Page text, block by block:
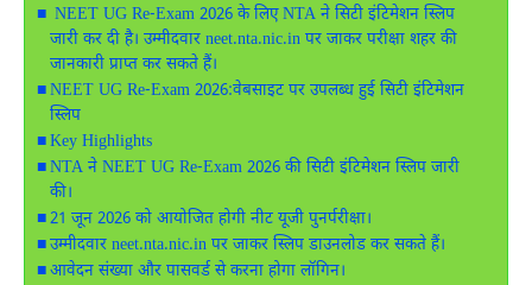
NEET UG Re-Exam 2026 के लिए NTA ने सिटी इंटिमेशन स्लिप
जारी कर दी है। उम्मीदवार neet.nta.nic.in पर जाकर परीक्षा शहर की
जानकारी प्राप्त कर सकते हैं।
NEET UG Re-Exam 2026:वेबसाइट पर उपलब्ध हुई सिटी इंटिमेशन
स्लिप
Key Highlights
NTA ने NEET UG Re-Exam 2026 की सिटी इंटिमेशन स्लिप जारी
की।
21 जून 2026 को आयोजित होगी नीट यूजी पुनर्परीक्षा।
उम्मीदवार neet.nta.nic.in पर जाकर स्लिप डाउनलोड कर सकते हैं।
आवेदन संख्या और पासवर्ड से करना होगा लॉगिन।